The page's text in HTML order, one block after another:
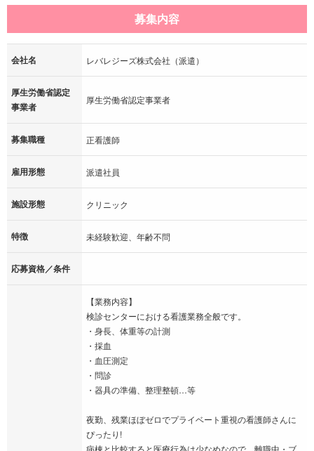
募集内容
会社名 レバレジーズ株式会社（派遣）
厚生労働省認定
事業者
厚生労働省認定事業者
募集職種 正看護師
雇用形態 派遣社員
施設形態 クリニック
特徴 未経験歓迎、年齢不問
応募資格／条件
【業務内容】
検診センターにおける看護業務全般です。
・身長、体重等の計測
・採血
・血圧測定
・問診
・器具の準備、整理整頓…等
夜勤、残業ほぼゼロでプライベート重視の看護師さんに
ぴったり!
病棟と比較すると医療行為は少なめなので、離職中・ブ